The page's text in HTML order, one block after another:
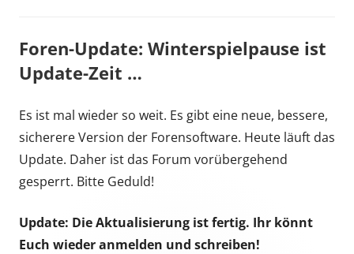
Foren-Update: Winterspielpause ist
Update-Zeit …
Es ist mal wieder so weit. Es gibt eine neue, bessere,
sicherere Version der Forensoftware. Heute läuft das
Update. Daher ist das Forum vorübergehend
gesperrt. Bitte Geduld!
Update: Die Aktualisierung ist fertig. Ihr könnt
Euch wieder anmelden und schreiben!